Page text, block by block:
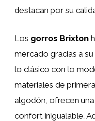
destacan por su
Los gorros Brixton
mercado gracias a
lo clásico con lo
materiales de
algodón, ofrecen
confort inigualable.